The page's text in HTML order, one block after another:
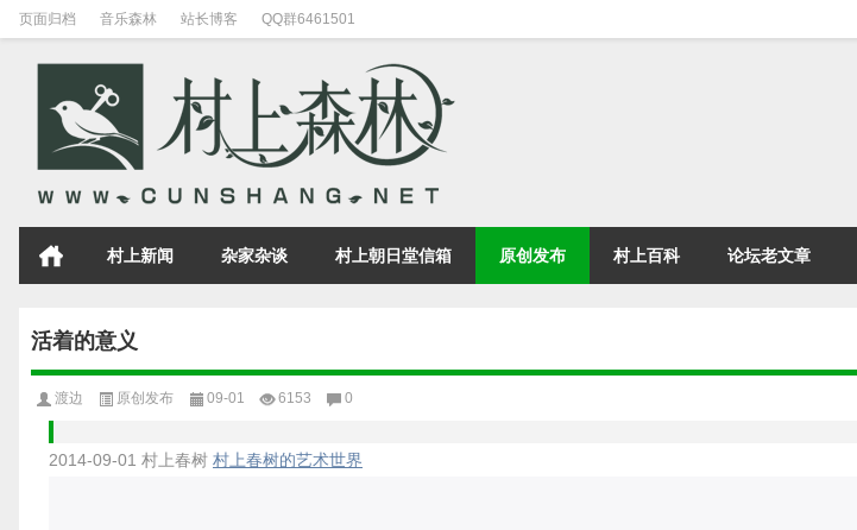
页面归档 音乐森林 站长博客 QQ群6461501
村上新闻 杂家杂谈 村上朝日堂信箱 原创发布 村上百科 论坛老文章
活着的意义
渡边 原创发布 09-01 6153 0
2014-09-01 村上春树 村上春树的艺术世界